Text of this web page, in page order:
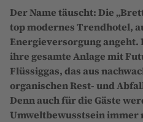
Der Name täuscht: Die
top modernes Trendhotel,
Energieversorgung angeht.
ihre gesamte Anlage mit
Flüssiggas, das aus
organischen Rest- und
Denn auch für die Gäste
Umweltbewusstsein immer